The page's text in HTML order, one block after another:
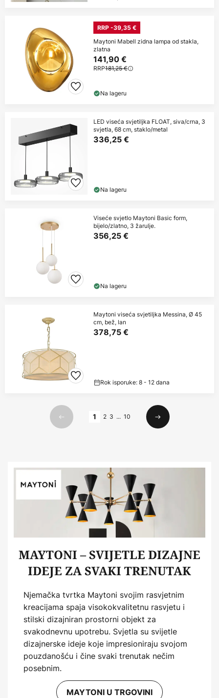
RRP -39,35 €
Maytoni Mabell zidna lampa od stakla,
zlatna
141,90 €
RRP181,25 €
Na lageru
LED viseća svjetiljka FLOAT, siva/crna, 3
svjetla, 68 cm, staklo/metal
336,25 €
Na lageru
Viseće svjetlo Maytoni Basic form,
bijelo/zlatno, 3 žarulje.
356,25 €
Na lageru
Maytoni viseća svjetiljka Messina, Ø 45
cm, bež, lan
378,75 €
Rok isporuke: 8 - 12 dana
Prethodno
1 2 3 ... 10
Sljedeći
MAYTONI – SVIJETLE DIZAJNE
IDEJE ZA SVAKI TRENUTAK
Njemačka tvrtka Maytoni svojim rasvjetnim
kreacijama spaja visokokvalitetnu rasvjetu i
stilski dizajniran prostorni objekt za
svakodnevnu upotrebu. Svjetla su svijetle
dizajnerske ideje koje impresioniraju svojom
pouzdanošću i čine svaki trenutak nečim
posebnim.
MAYTONI U TRGOVINI